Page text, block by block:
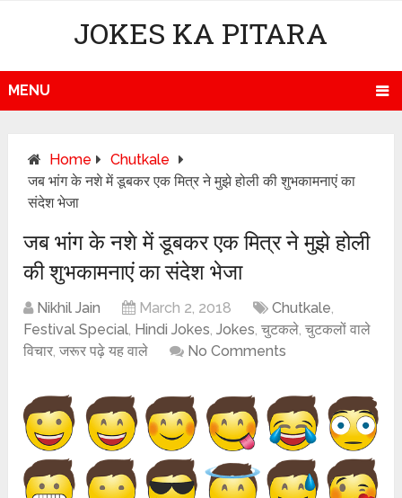
JOKES KA PITARA
MENU
Home
Chutkale
जब भांग के नशे में डूबकर एक मित्र ने मुझे होली की शुभकामनाएं का
संदेश भेजा
जब भांग के नशे में डूबकर एक मित्र ने मुझे होली
की शुभकामनाएं का संदेश भेजा
Nikhil Jain March 2, 2018 Chutkale,
Festival Special, Hindi Jokes,Jokes,चुटकले,चुटकलों वाले
विचार,जरूर पढ़े यह वाले No Comments